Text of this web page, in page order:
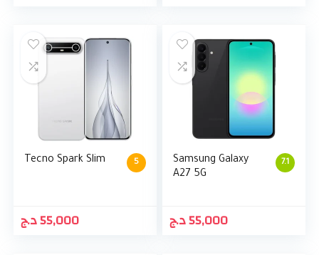
5
Tecno Spark Slim
55,000د.ج
7.1
Samsung Galaxy
A27 5G
55,000د.ج